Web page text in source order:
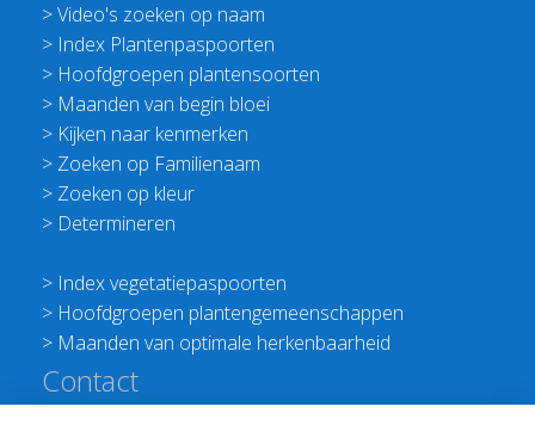
>Video's zoeken op naam
> Index Plantenpaspoorten
> Hoofdgroepen plantensoorten
> Maanden van begin bloei
> Kijken naar kenmerken
> Zoeken op Familienaam
> Zoeken op kleur
> Determineren
> Index vegetatiepaspoorten
> Hoofdgroepen plantengemeenschappen
> Maanden van optimale herkenbaarheid
Contact